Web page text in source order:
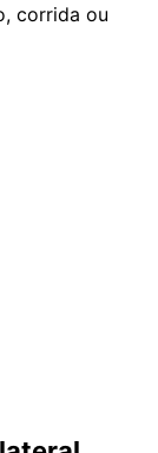
corrida ou